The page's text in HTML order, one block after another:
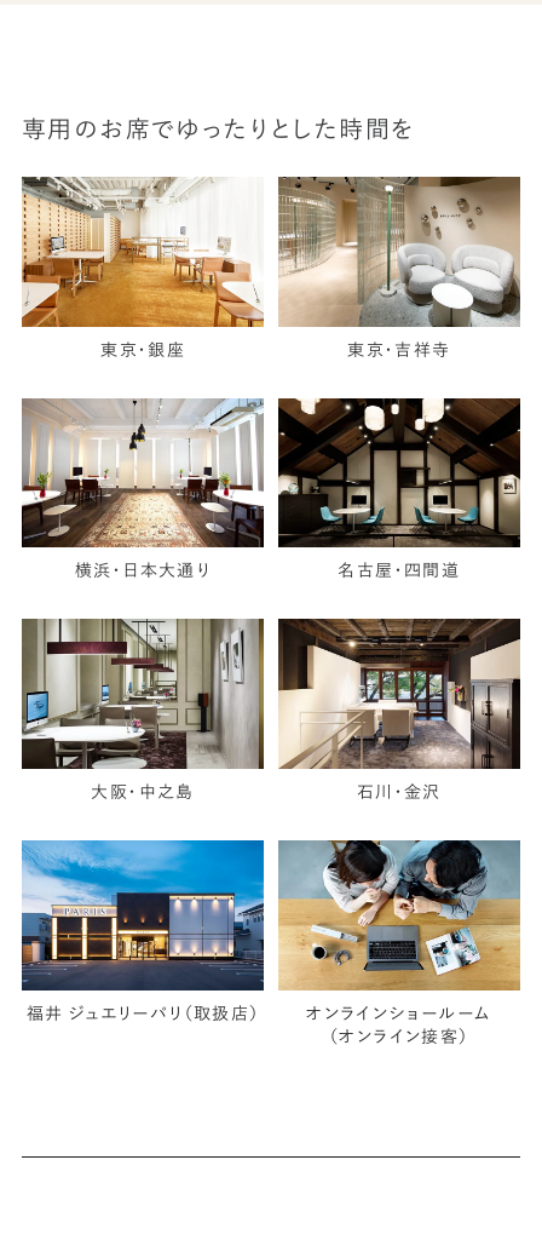
専用のお席でゆったりとした時間を
東京・銀座 東京・吉祥寺
横浜・日本大通り 名古屋・四間道
大阪・中之島 石川・金沢
福井 ジュエリーパリ（取扱店）
オンラインショールーム
（オンライン接客）